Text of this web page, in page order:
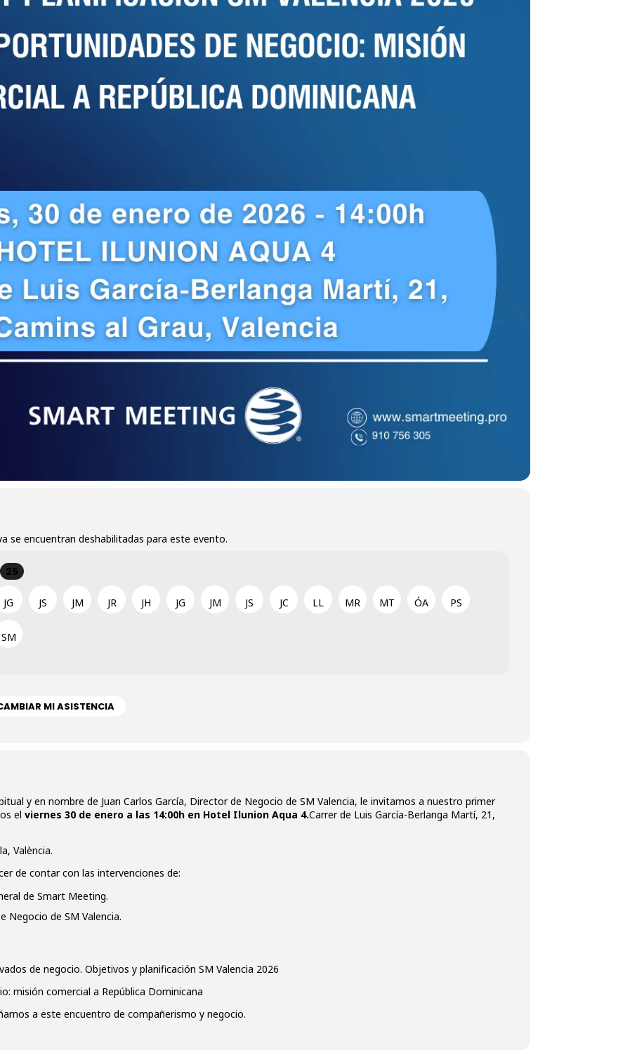
se encuentran deshabilitadas para este evento.
25
JG JS JM JR JH JG JM JS JC LL MR MT ÓA PS
SM
MI ASISTENCIA
y en nombre de Juan Carlos García, Director de Negocio de SM Valencia, le invitamos a nuestro primer
el viernes 30 de enero a las 14:00h en Hotel Ilunion Aqua 4.Carrer de Luis García-Berlanga Martí, 21,
València.
de contar con las intervenciones de:
de Smart Meeting.
Negocio de SM Valencia.
de negocio. Objetivos y planificación SM Valencia 2026
misión comercial a República Dominicana
a este encuentro de compañerismo y negocio.